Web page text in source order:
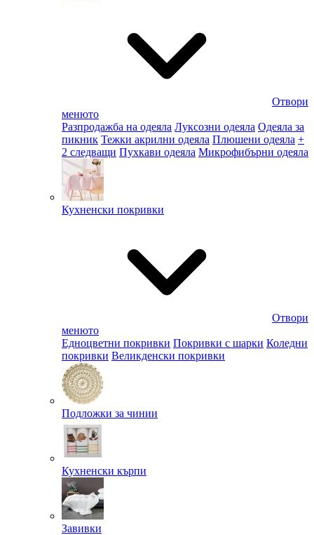
Отвори
менюто
Разпродажба на одеяла Луксозни одеяла Одеяла за
пикник Тежки акрилни одеяла Плюшени одеяла +
2 следващи Пухкави одеяла Микрофибърни одеяла
Кухненски покривки
Отвори
менюто
Едноцветни покривки Покривки с шарки Коледни
покривки Великденски покривки
Подложки за чинии
Кухненски кърпи
Завивки